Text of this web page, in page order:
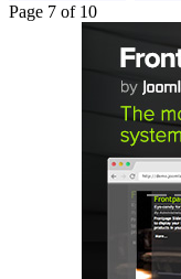
Page 7 of 10